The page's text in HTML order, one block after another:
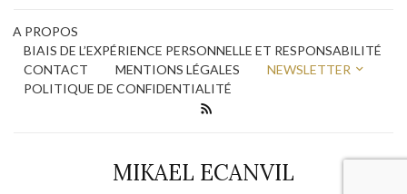
A PROPOS
BIAIS DE L’EXPÉRIENCE PERSONNELLE ET RESPONSABILITÉ
CONTACT
MENTIONS LÉGALES
NEWSLETTER
POLITIQUE DE CONFIDENTIALITÉ
MIKAEL ECANVIL